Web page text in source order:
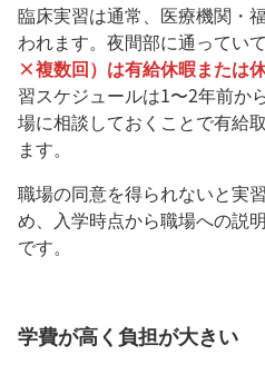
臨床実習は通常、医療機関・
われます。夜間部に通っていて
×複数回）は有給休暇または
習スケジュールは1〜2年前か
場に相談しておくことで有給
ます。
職場の同意を得られないと実
め、入学時点から職場への説
です。
学費が高く負担が大きい